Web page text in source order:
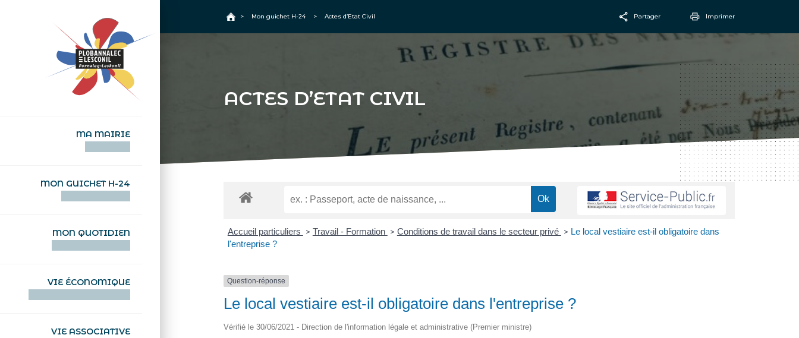
MA MAIRIE
MON GUICHET H-24
MON QUOTIDIEN
VIE ÉCONOMIQUE
VIE ASSOCIATIVE
Accueil
> Mon guichet H-24 > Actes d’Etat Civil Partager Imprimer
ACTES D’ETAT CIVIL
Accueil particuliers > Travail - Formation > Conditions de travail dans le secteur privé > Le local vestiaire est-il obligatoire dans
l'entreprise ?
Question-réponse
Le local vestiaire est-il obligatoire dans l'entreprise ?
Vérifié le 30/06/2021 - Direction de l'information légale et administrative (Premier ministre)